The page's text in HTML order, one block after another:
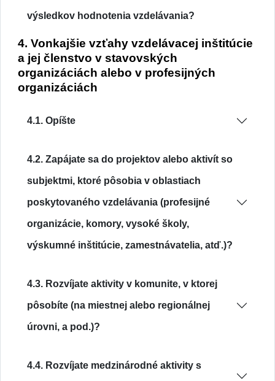
výsledkov hodnotenia vzdelávania?
4. Vonkajšie vzťahy vzdelávacej inštitúcie
a jej členstvo v stavovských
organizáciách alebo v profesijných
organizáciách
4.1. Opíšte
4.2. Zapájate sa do projektov alebo aktivít so
subjektmi, ktoré pôsobia v oblastiach
poskytovaného vzdelávania (profesijné
organizácie, komory, vysoké školy,
výskumné inštitúcie, zamestnávatelia, atď.)?
4.3. Rozvíjate aktivity v komunite, v ktorej
pôsobíte (na miestnej alebo regionálnej
úrovni, a pod.)?
4.4. Rozvíjate medzinárodné aktivity s